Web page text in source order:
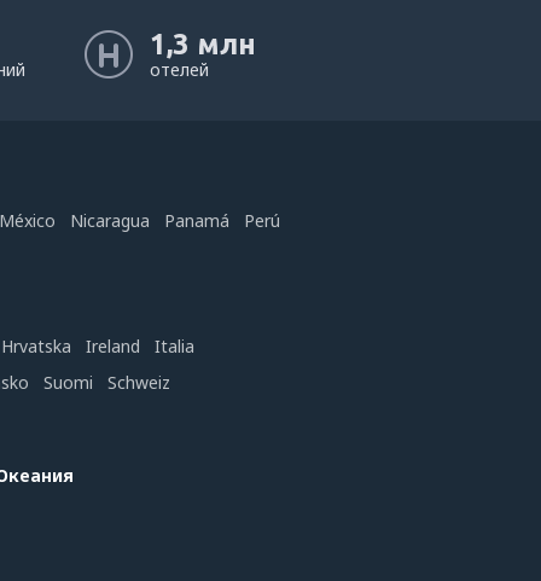
1,3 млн
отелей
México Nicaragua Panamá Perú
Hrvatska Ireland
Italia
Suomi Schweiz